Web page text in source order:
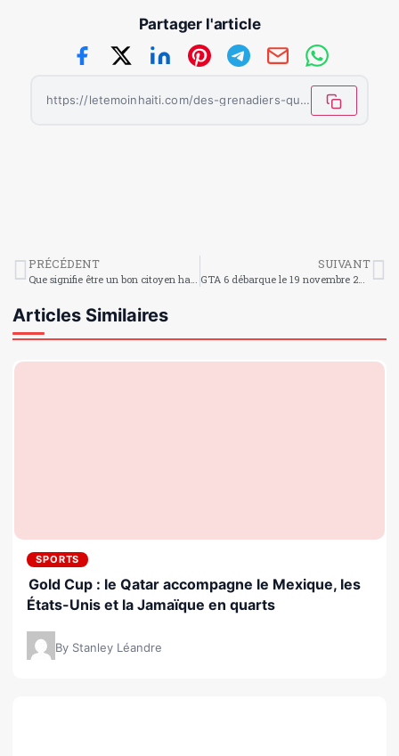
Partager l'article
https://letemoinhaiti.com/des-grenadiers-qui-nous-ont-fait-rever-malgre-lelimination/
PRÉCÉDENT
Que signifie être un bon citoyen haïtien ?
SUIVANT
GTA 6 débarque le 19 novembre 2026 : Rockstar confirme enfin la date officielle !
Articles Similaires
SPORTS
Gold Cup : le Qatar accompagne le Mexique, les
États-Unis et la Jamaïque en quarts
By Stanley Léandre